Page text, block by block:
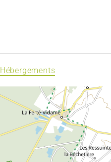
Hébergements